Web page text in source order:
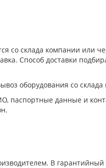
со склада компании или
Способ доставки
оборудования со
паспортные данные и
В